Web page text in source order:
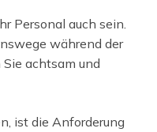
Personal auch sein.
während der
achtsam und
ist die Anforderung